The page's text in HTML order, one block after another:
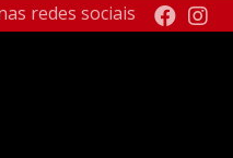
redes sociais